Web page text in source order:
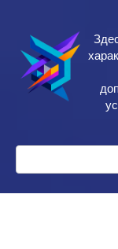
контенту
Поиск: